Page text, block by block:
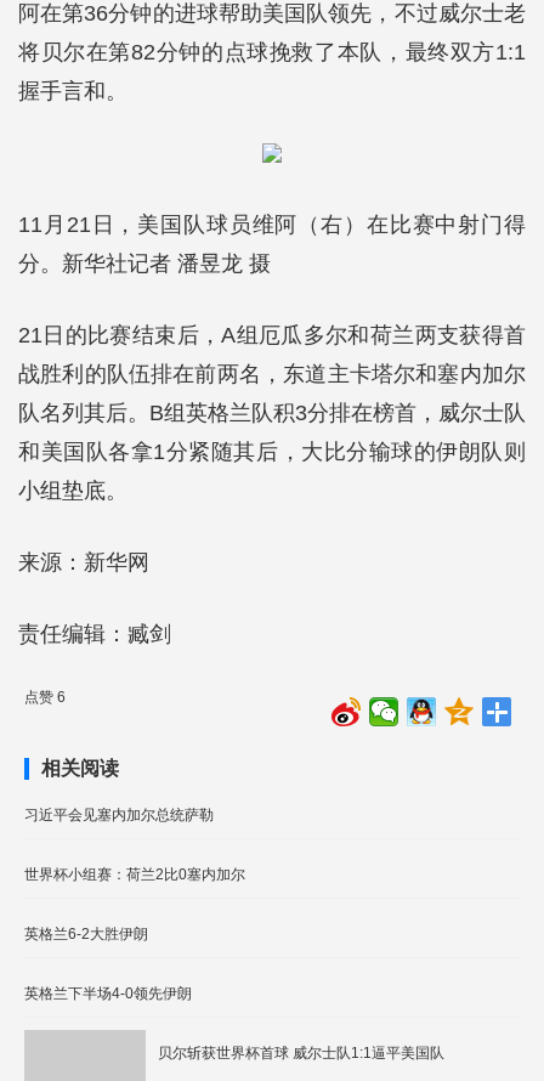
阿在第36分钟的进球帮助美国队领先，不过威尔士老
将贝尔在第82分钟的点球挽救了本队，最终双方1:1
握手言和。
11月21日，美国队球员维阿（右）在比赛中射门得
分。新华社记者 潘昱龙 摄
21日的比赛结束后，A组厄瓜多尔和荷兰两支获得首
战胜利的队伍排在前两名，东道主卡塔尔和塞内加尔
队名列其后。B组英格兰队积3分排在榜首，威尔士队
和美国队各拿1分紧随其后，大比分输球的伊朗队则
小组垫底。
来源：新华网
责任编辑：臧剑
点赞 6
相关阅读
习近平会见塞内加尔总统萨勒
世界杯小组赛：荷兰2比0塞内加尔
英格兰6-2大胜伊朗
英格兰下半场4-0领先伊朗
贝尔斩获世界杯首球 威尔士队1:1逼平美国队